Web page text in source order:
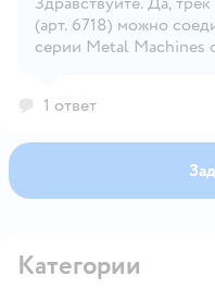
(арт. 6718) можно
серии Metal Machines
1 ответ
Категории